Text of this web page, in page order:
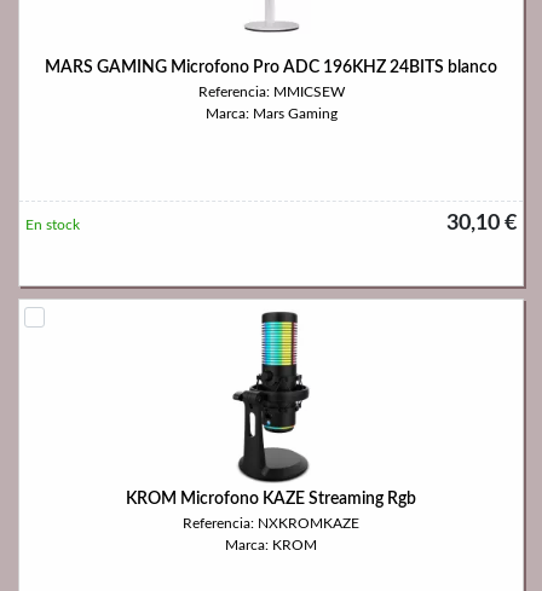
MARS GAMING Microfono Pro ADC 196KHZ 24BITS blanco
Referencia: MMICSEW
Marca: Mars Gaming
30,10 €
En stock
KROM Microfono KAZE Streaming Rgb
Referencia: NXKROMKAZE
Marca: KROM